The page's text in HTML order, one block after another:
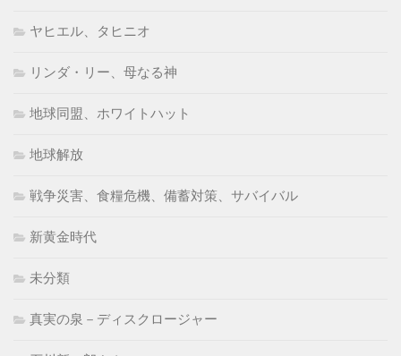
ヤヒエル、タヒニオ
リンダ・リー、母なる神
地球同盟、ホワイトハット
地球解放
戦争災害、食糧危機、備蓄対策、サバイバル
新黄金時代
未分類
真実の泉－ディスクロージャー